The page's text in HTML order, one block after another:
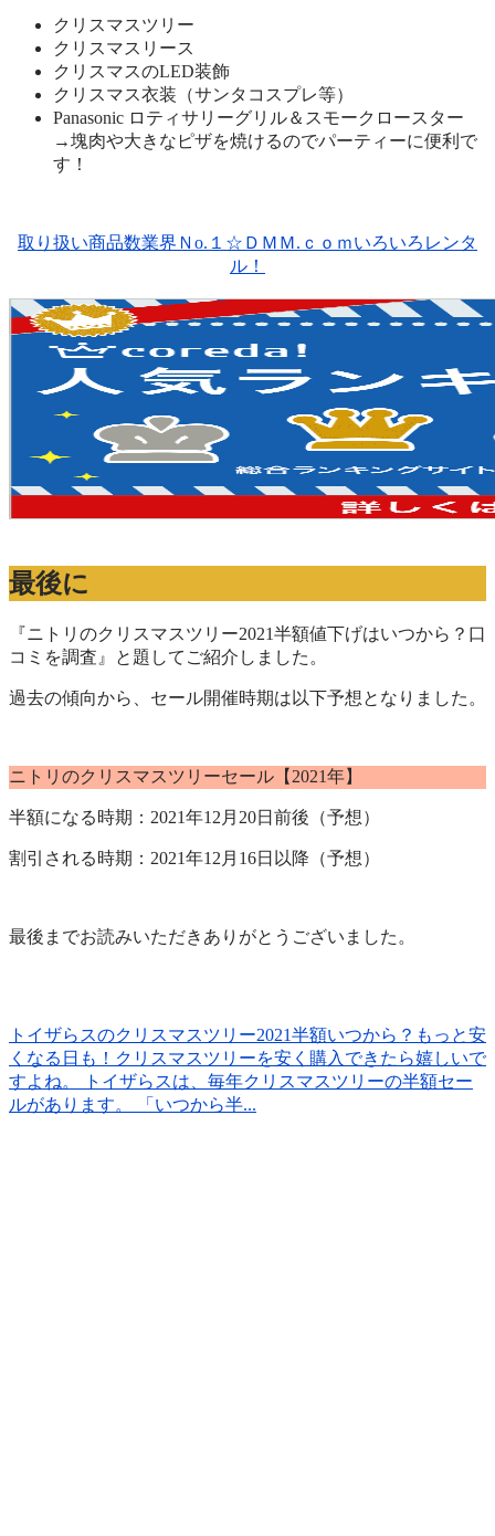
クリスマスツリー
クリスマスリース
クリスマスのLED装飾
クリスマス衣装（サンタコスプレ等）
Panasonic ロティサリーグリル＆スモークロースター
→塊肉や大きなピザを焼けるのでパーティーに便利で
す！
取り扱い商品数業界Ｎо.１☆ＤＭＭ.ｃｏｍいろいろレンタ
ル！
最後に
『ニトリのクリスマスツリー2021半額値下げはいつから？口
コミを調査』と題してご紹介しました。
過去の傾向から、セール開催時期は以下予想となりました。
ニトリのクリスマスツリーセール【2021年】
半額になる時期：2021年12月20日前後（予想）
割引される時期：2021年12月16日以降（予想）
最後までお読みいただきありがとうございました。
トイザらスのクリスマスツリー2021半額いつから？もっと安
くなる日も！ クリスマスツリーを安く購入できたら嬉しいで
すよね。 トイザらスは、毎年クリスマスツリーの半額セー
ルがあります。 「いつから半...